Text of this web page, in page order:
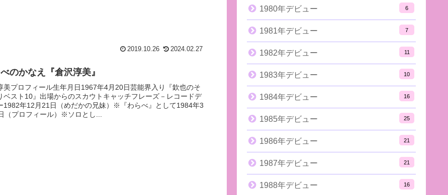
2019.10.26 2024.02.27
のかなえ『倉沢淳美』
美プロフィール生年月日1967年4月20日芸能界入り『欽也のそ
ベスト10』出場からのスカウトキャッチフレーズ－レコードデ
1982年12月21日（めだかの兄妹）※『わらべ』として1984年3
（プロフィール）※ソロとし...
1980年デビュー 6
1981年デビュー 7
1982年デビュー 11
1983年デビュー 10
1984年デビュー 16
1985年デビュー 25
1986年デビュー 21
1987年デビュー 21
1988年デビュー 16